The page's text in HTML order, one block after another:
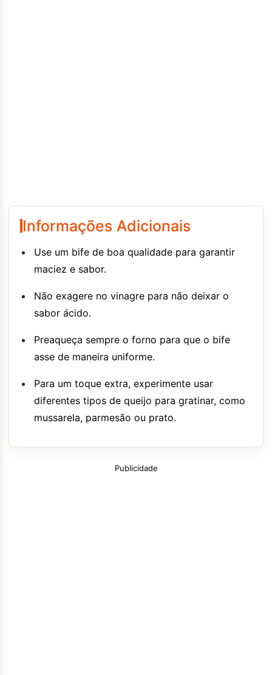
Informações Adicionais
Use um bife de boa qualidade para garantir
maciez e sabor.
Não exagere no vinagre para não deixar o
sabor ácido.
Preaqueça sempre o forno para que o bife
asse de maneira uniforme.
Para um toque extra, experimente usar
diferentes tipos de queijo para gratinar, como
mussarela, parmesão ou prato.
Publicidade